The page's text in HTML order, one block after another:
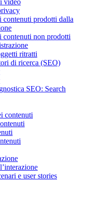
video
contenuti prodotti dalla
contenuti non prodotti
ritratti
di ricerca (SEO)
SEO: Search
contenuti
e user stories